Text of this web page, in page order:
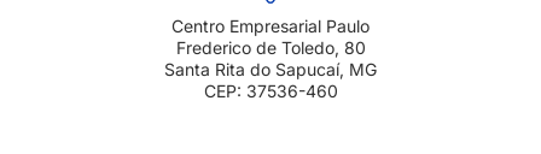
Centro Empresarial Paulo
Frederico de Toledo, 80
Santa Rita do Sapucaí, MG
CEP: 37536-460